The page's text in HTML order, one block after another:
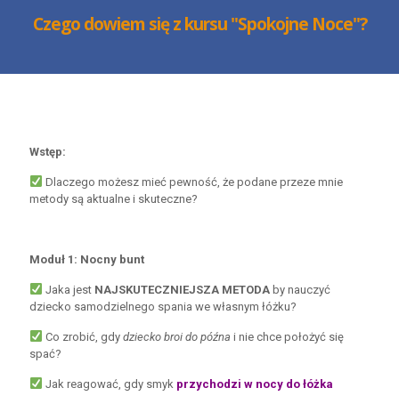
Czego dowiem się z kursu "Spokojne Noce"?
Wstęp:
Dlaczego możesz mieć pewność, że podane przeze mnie
metody są aktualne i skuteczne?
Moduł 1: Nocny bunt
Jaka jest NAJSKUTECZNIEJSZA METODAby nauczyć
dziecko samodzielnego spania we własnym łóżku?
Co zrobić, gdy dziecko broi do późna i nie chce położyć się
spać?
Jak reagować, gdy smyk przychodzi w nocy do łóżka